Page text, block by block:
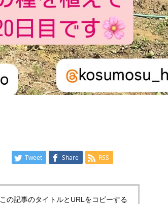
Tweet Share RSS
この記事のタイトルとURLをコピーする